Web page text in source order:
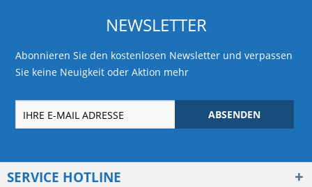
NEWSLETTER
Abonnieren Sie den kostenlosen Newsletter und verpassen
Sie keine Neuigkeit oder Aktion mehr
ABSENDEN
SERVICE HOTLINE